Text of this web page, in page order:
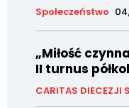
Społeczeństwo
„Miłość
II turnus
CARITAS DIECEZJI